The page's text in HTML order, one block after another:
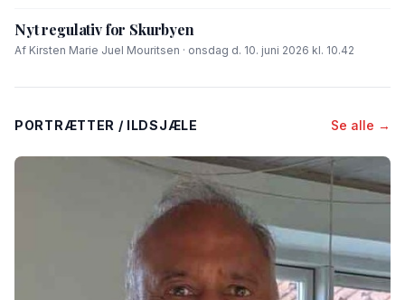
Nyt regulativ for Skurbyen
Af Kirsten Marie Juel Mouritsen · onsdag d. 10. juni 2026 kl. 10.42
PORTRÆTTER / ILDSJÆLE Se alle →